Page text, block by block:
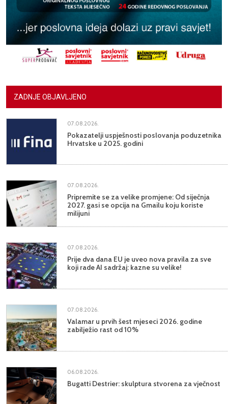
ZADNJE OBJAVLJENO
07.08.2026.
Pokazatelji uspješnosti poslovanja poduzetnika
Hrvatske u 2025. godini
07.08.2026.
Pripremite se za velike promjene: Od siječnja
2027. gasi se opcija na Gmailu koju koriste
milijuni
07.08.2026.
Prije dva dana EU je uveo nova pravila za sve
koji rade AI sadržaj: kazne su velike!
07.08.2026.
Valamar u prvih šest mjeseci 2026. godine
zabilježio rast od 10%
06.08.2026.
Bugatti Destrier: skulptura stvorena za vječnost